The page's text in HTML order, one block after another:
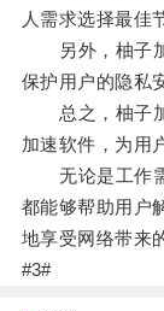
人需求选择最佳
另外，柚子加
保护用户的隐私
总之，柚子加
加速软件，为用
无论是工作需
都能够帮助用户
地享受网络带来
#3#